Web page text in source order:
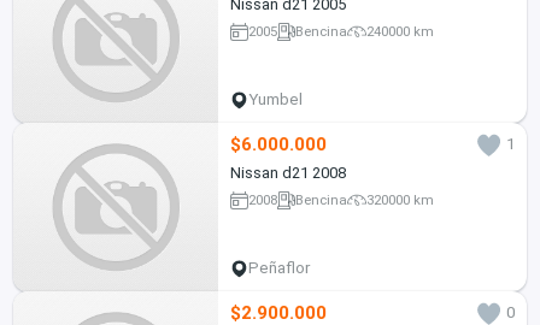
Nissan d21 2005
2005 Bencina 240000 km
Yumbel
$6.000.000
1
Nissan d21 2008
2008 Bencina 320000 km
Peñaflor
$2.900.000
0